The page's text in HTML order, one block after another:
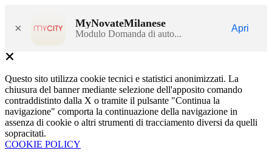
× MyNovateMilanese
Modulo Domanda di auto...
Apri
Questo sito utilizza cookie tecnici e statistici anonimizzati. La
chiusura del banner mediante selezione dell'apposito comando
contraddistinto dalla X o tramite il pulsante "Continua la
navigazione" comporta la continuazione della navigazione in
assenza di cookie o altri strumenti di tracciamento diversi da quelli
sopracitati.
COOKIE POLICY